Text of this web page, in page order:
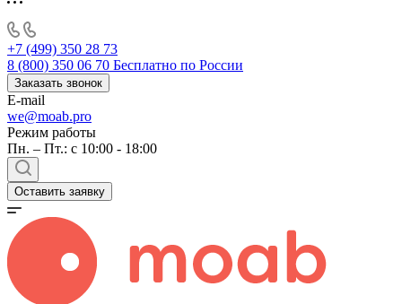
+7 (499) 350 28 73
8 (800) 350 06 70 Бесплатно по России
Заказать звонок
E-mail
we@moab.pro
Режим работы
Пн. – Пт.: с 10:00 - 18:00
Оставить заявку